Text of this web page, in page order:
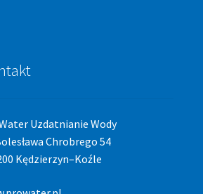
Uzdatnianie Wody
Chrobrego 54
Kędzierzyn–Koźle